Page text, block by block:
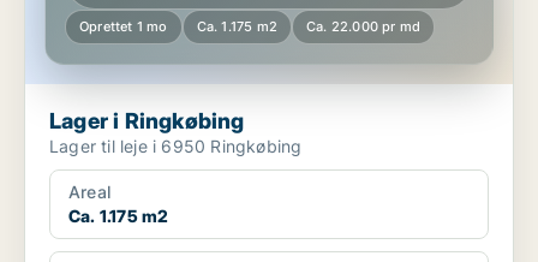
Oprettet 1 mo Ca. 1.175 m2 Ca. 22.000 pr md
Lager i Ringkøbing
Lager til leje i 6950 Ringkøbing
Areal
Ca. 1.175 m2